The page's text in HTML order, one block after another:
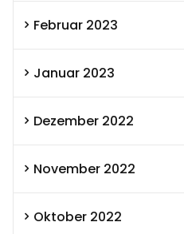
Februar 2023
Januar 2023
Dezember 2022
November 2022
Oktober 2022